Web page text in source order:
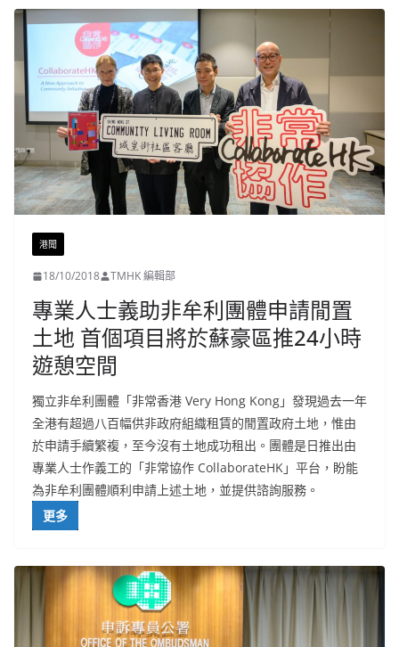
港聞
18/10/2018 TMHK 編輯部
專業人士義助非牟利團體申請閒置
土地 首個項目將於蘇豪區推24小時
遊憩空間
獨立非牟利團體「非常香港 Very Hong Kong」發現過去一年
全港有超過八百幅供非政府組織租賃的閒置政府土地，惟由
於申請手續繁複，至今沒有土地成功租出。團體是日推出由
專業人士作義工的「非常協作 CollaborateHK」平台，盼能
為非牟利團體順利申請上述土地，並提供諮詢服務。
更多